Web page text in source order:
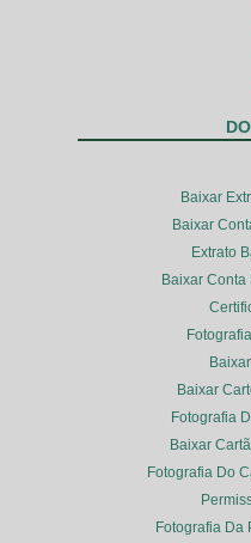
Baixar
Baixar
Extrato
Baixar Conta
Baixar
Fotografia
Baixar
Fotografia Do
Fotografia Da